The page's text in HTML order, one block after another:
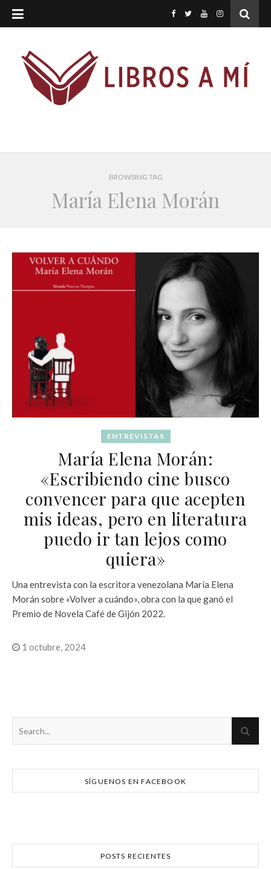
BROWSING TAG
María Elena Morán
ENTREVISTAS
María Elena Morán:
«Escribiendo cine busco
convencer para que acepten
mis ideas, pero en literatura
puedo ir tan lejos como
quiera»
Una entrevista con la escritora venezolana María Elena
Morán sobre «Volver a cuándo», obra con la que ganó el
Premio de Novela Café de Gijón 2022.
1 octubre, 2024
SÍGUENOS EN FACEBOOK
POSTS RECIENTES